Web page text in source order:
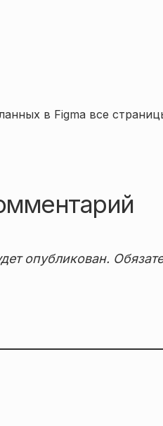
в Figma все
опубликован.